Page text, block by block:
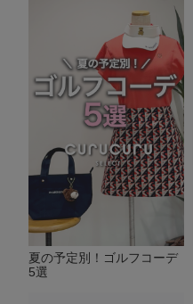
夏の予定別！ゴルフコーデ
5選